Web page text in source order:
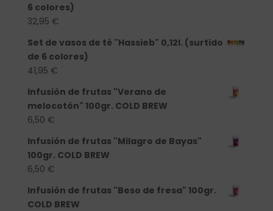
6 colores)
32,95 €
Set de vasos de té "Hassieb" 0,12l. (surtido
de 6 colores)
41,95 €
Infusión de frutas "Verano de
melocotón" 100gr. COLD BREW
6,50 €
Infusión de frutas "Milagro de Bayas"
100gr. COLD BREW
6,50 €
Infusión de frutas "Beso de fresa" 100gr.
COLD BREW